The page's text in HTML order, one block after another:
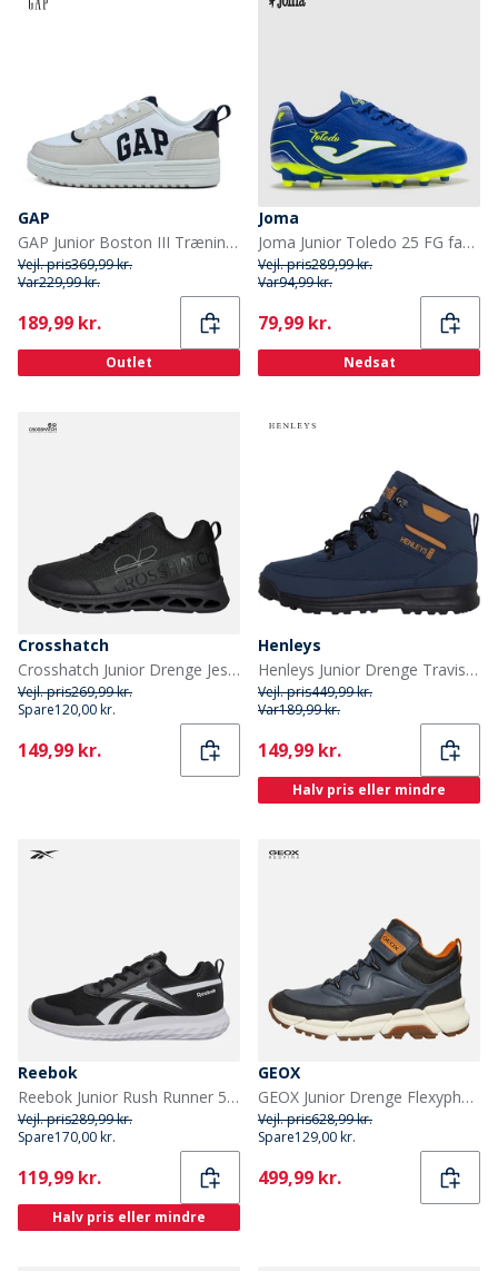
GAP
GAP Junior Boston III Træningssko Hvid
Vejl. pris369,99 kr.
Var229,99 kr.
Current
189,99 kr.
Outlet
Joma
Joma Junior Toledo 25 FG fast bund fodboldstøvler Royal
Vejl. pris289,99 kr.
Var94,99 kr.
Current
79,99 kr.
Nedsat
Crosshatch
Crosshatch Junior Drenge Jesmond sneakers Black Mono
Vejl. pris269,99 kr.
Spare120,00 kr.
Current
149,99 kr.
Henleys
Henleys Junior Drenge Travis støvler Blå
Vejl. pris449,99 kr.
Var189,99 kr.
Current
149,99 kr.
Halv pris eller mindre
Reebok
Reebok Junior Rush Runner 5 Neutrale løbesko Sort/Sort/Hvid
Vejl. pris289,99 kr.
Spare170,00 kr.
Current
119,99 kr.
Halv pris eller mindre
GEOX
GEOX Junior Drenge Flexypher Plus Støvler Marineblå/Sort
Vejl. pris628,99 kr.
Spare129,00 kr.
Current
499,99 kr.